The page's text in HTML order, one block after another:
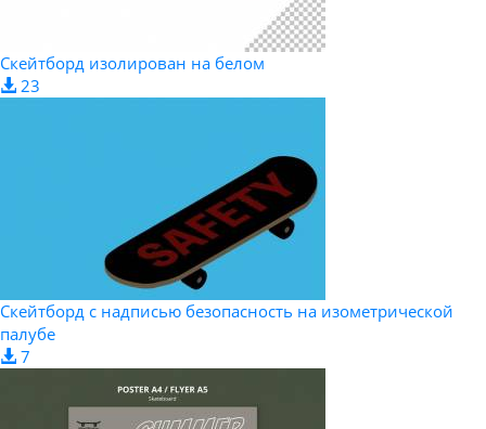
Скейтборд изолирован на белом
23
Скейтборд с надписью безопасность на изометрической
палубе
7